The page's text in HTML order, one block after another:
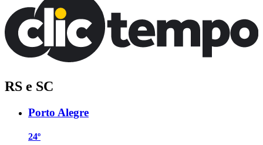
RS e SC
Porto Alegre
24º